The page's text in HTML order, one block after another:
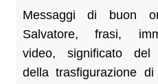
Messaggi di buon
Salvatore, frasi,
video, significato
della trasfigurazione